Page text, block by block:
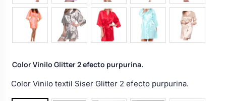
Color Vinilo Glitter 2 efecto purpurina.
Color Vinilo textil Siser Glitter 2 efecto purpurina.